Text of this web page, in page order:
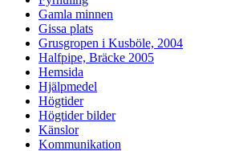
Gamla minnen
Gissa plats
Grusgropen i Kusböle, 2004
Halfpipe, Bräcke 2005
Hemsida
Hjälpmedel
Högtider
Högtider bilder
Känslor
Kommunikation